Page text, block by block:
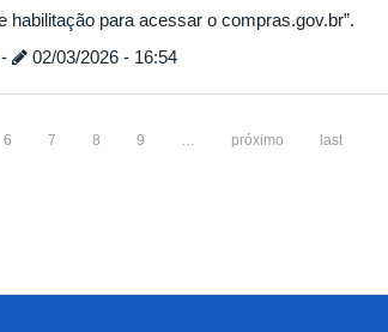
para acessar o compras.gov.br”.
02/03/2026 - 16:54
6 7 8 9 … próximo last